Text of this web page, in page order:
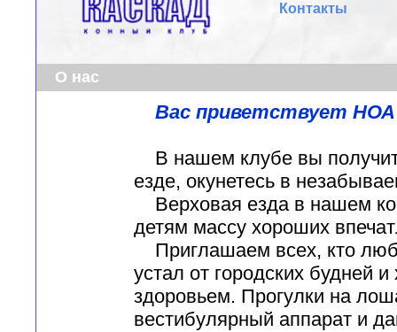
Контакты
О нас
Вас приветствует
В нашем клубе вы
езде, окунетесь в
Верховая езда в нашем
детям массу хороших
Приглашаем всех, кто
устал от городских будней и
здоровьем. Прогулки на
вестибулярный аппарат и